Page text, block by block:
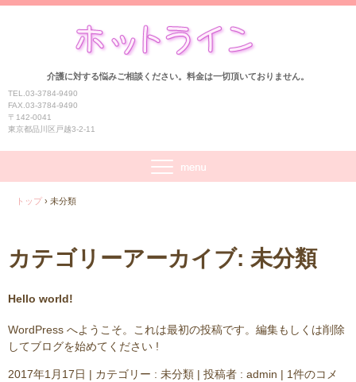
介護に対する悩みご相談ください。料金は一切頂いておりません。
TEL.03-3784-9490
FAX.03-3784-9490
〒142-0041
東京都品川区戸越3-2-11
トップ › 未分類
カテゴリーアーカイブ: 未分類
Hello world!
WordPress へようこそ。これは最初の投稿です。編集もしくは削除
してブログを始めてください !
2017年1月17日 | カテゴリー : 未分類 | 投稿者 : admin | 1件のコメ